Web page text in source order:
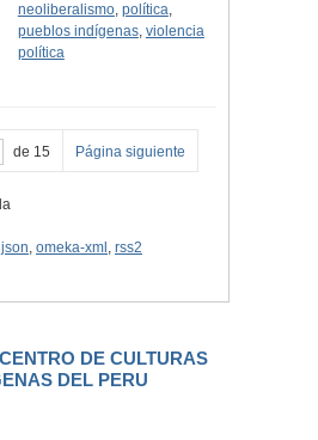
neoliberalismo, política,
pueblos indígenas, violencia
política
de 15 Página siguiente
json, omeka-xml , rss2
DE CULTURAS
DEL PERU